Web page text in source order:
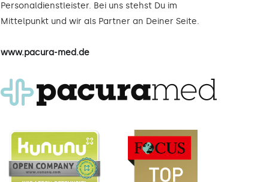
Personaldienstleister. Bei uns stehst Du im
Mittelpunkt und wir als Partner an Deiner Seite.
www.pacura-med.de